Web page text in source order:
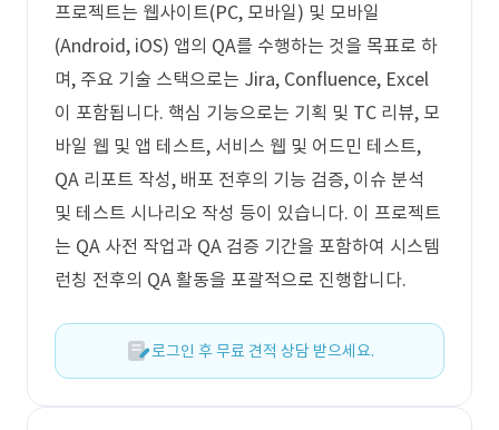
프로젝트는 웹사이트(PC, 모바일) 및 모바일
(Android, iOS) 앱의 QA를 수행하는 것을 목표로 하
며, 주요 기술 스택으로는 Jira, Confluence, Excel
이 포함됩니다. 핵심 기능으로는 기획 및 TC 리뷰, 모
바일 웹 및 앱 테스트, 서비스 웹 및 어드민 테스트,
QA 리포트 작성, 배포 전후의 기능 검증, 이슈 분석
및 테스트 시나리오 작성 등이 있습니다. 이 프로젝트
는 QA 사전 작업과 QA 검증 기간을 포함하여 시스템
런칭 전후의 QA 활동을 포괄적으로 진행합니다.
로그인 후 무료 견적 상담 받으세요.